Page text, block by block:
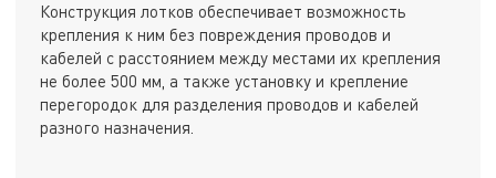
Конструкция лотков обеспечивает возможность
крепления к ним без повреждения проводов и
кабелей с расстоянием между местами их крепления
не более 500 мм, а также установку и крепление
перегородок для разделения проводов и кабелей
разного назначения.